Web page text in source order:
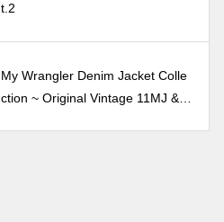
t.2
My Wrangler Denim Jacket Colle
ction ~ Original Vintage 11MJ & 1